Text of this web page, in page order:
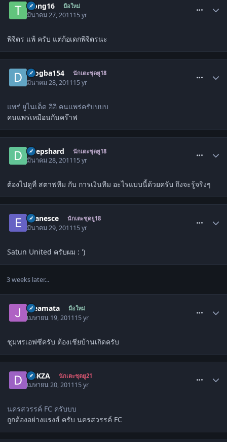
trong16 มือใหม่
มีนาคม 27, 201115 yr
พิจิตร แพ้ ครับ แต่ก้อเดกพิจิตรนะ
drogba154 นักเตะชุดยู18
มีนาคม 28, 201115 yr
แพร่ ยูไนเต็ด อิอิ คนแพร่ครับบบบ
คนแพร่เหมือนกันคร๊าฟ
Deepshard นักเตะชุดยู18
มีนาคม 28, 201115 yr
ต้องไปดูที่ สตาฟทีม กับ การเงินทีม อะไรแบบนี้ด้วยครับ ถึงจะรู้จริงๆ
Evanesce นักเตะชุดยู18
มีนาคม 29, 201115 yr
Satun United ครับผม : ')
3 weeks later...
jueamata มือใหม่
เมษายน 19, 201115 yr
ชุมพรเอฟซีครับ ต้องเชียบ้านเกิดครับ
DBKZA นักเตะชุดยู21
เมษายน 20, 201115 yr
นครสวรรค์ FC ครับบบ
ถูกต้องอย่างแรงส์ ครับ นครสวรรค์ FC